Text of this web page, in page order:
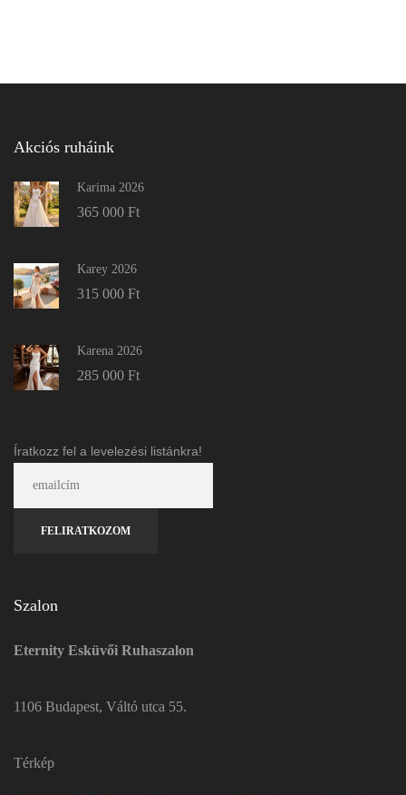
Akciós ruháink
Karima 2026
365 000 Ft
Karey 2026
315 000 Ft
Karena 2026
285 000 Ft
Íratkozz fel a levelezési listánkra!
Szalon
Eternity Esküvői Ruhaszalon
1106 Budapest, Váltó utca 55.
Térkép